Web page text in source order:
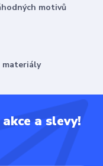
motivů
materiály
a slevy!